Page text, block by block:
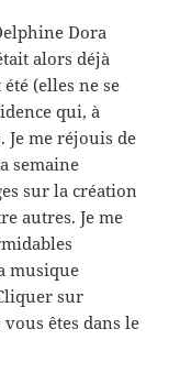
Dora
alors déjà
(elles ne se
qui, à
Je me réjouis de
semaine
sur la création
autres. Je me
musique
sur
êtes dans le